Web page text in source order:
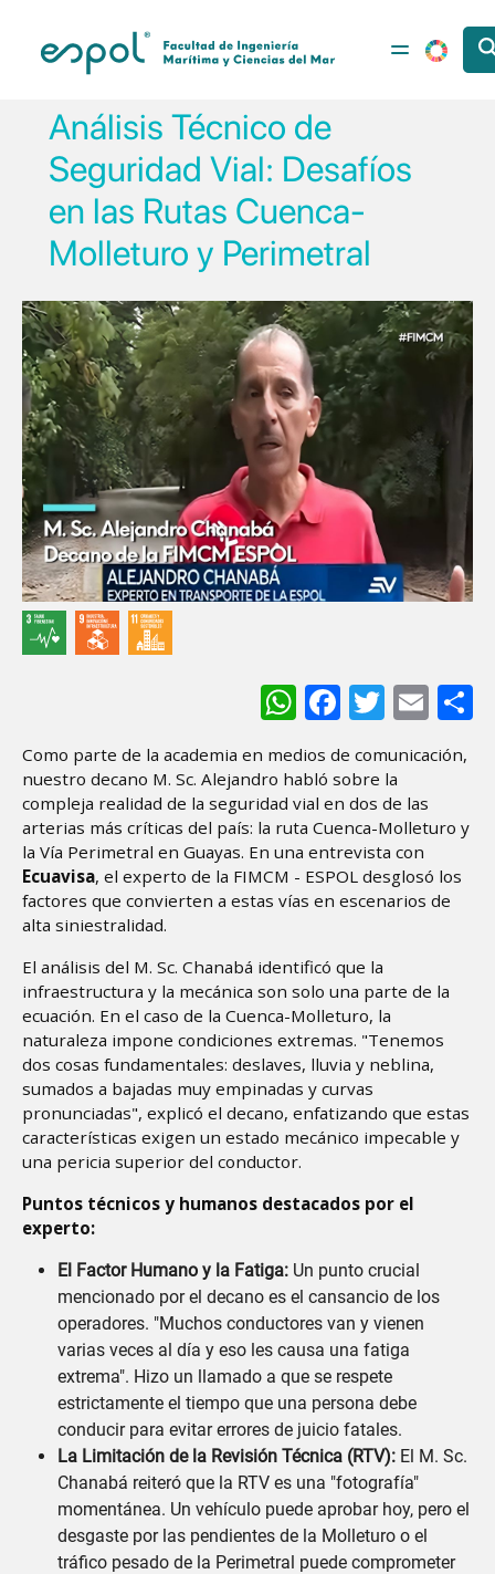
Análisis Técnico de
Seguridad Vial: Desafíos
en las Rutas Cuenca-
Molleturo y Perimetral
WhatsApp
Facebook
Twitter
Como parte de la academia en medios de comunicación,
nuestro decano M. Sc. Alejandro habló sobre la
compleja realidad de la seguridad vial en dos de las
arterias más críticas del país: la ruta Cuenca-Molleturo y
la Vía Perimetral en Guayas. En una entrevista con
Ecuavisa, el experto de la FIMCM - ESPOL desglosó los
factores que convierten a estas vías en escenarios de
alta siniestralidad.
El análisis del M. Sc. Chanabá identificó que la
infraestructura y la mecánica son solo una parte de la
ecuación. En el caso de la Cuenca-Molleturo, la
naturaleza impone condiciones extremas. "Tenemos
dos cosas fundamentales: deslaves, lluvia y neblina,
sumados a bajadas muy empinadas y curvas
pronunciadas", explicó el decano, enfatizando que estas
características exigen un estado mecánico impecable y
una pericia superior del conductor.
Puntos técnicos y humanos destacados por el
experto:
El Factor Humano y la Fatiga: Un punto crucial
mencionado por el decano es el cansancio de los
operadores. "Muchos conductores van y vienen
varias veces al día y eso les causa una fatiga
extrema". Hizo un llamado a que se respete
estrictamente el tiempo que una persona debe
conducir para evitar errores de juicio fatales.
La Limitación de la Revisión Técnica (RTV): El M. Sc.
Chanabá reiteró que la RTV es una "fotografía"
momentánea. Un vehículo puede aprobar hoy, pero el
desgaste por las pendientes de la Molleturo o el
tráfico pesado de la Perimetral puede comprometer